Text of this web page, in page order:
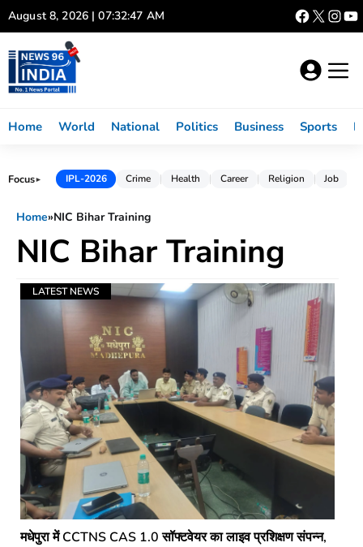
Skip
to
content
August 8, 2026 | 07:32:47 AM
Home World National Politics Business Sports
Focus► IPL-2026 Crime Health Career Religion Job
Home»NIC Bihar Training
NIC Bihar Training
LATEST NEWS
मधेपुरा में CCTNS CAS 1.0 सॉफ्टवेयर का लाइव प्रशिक्षण संपन्न,